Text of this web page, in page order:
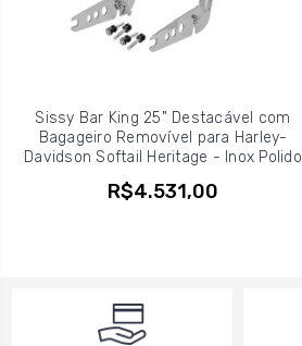
Sissy Bar King 25" Destacável com
Bagageiro Removível para Harley-
Davidson Softail Heritage - Inox Polido
R$4.531,00